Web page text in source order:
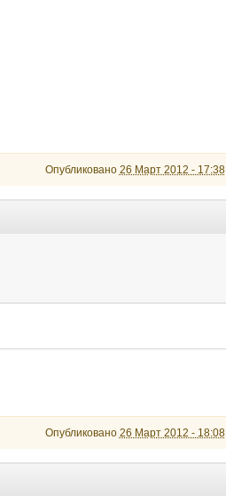
Опубликовано 26 Март 2012 - 17:38
Опубликовано 26 Март 2012 - 18:08